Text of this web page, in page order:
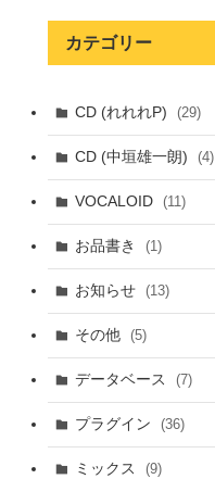
カテゴリー
CD (れれれP) (29)
CD (中垣雄一朗) (4)
VOCALOID (11)
お品書き (1)
お知らせ (13)
その他 (5)
データベース (7)
プラグイン (36)
ミックス (9)